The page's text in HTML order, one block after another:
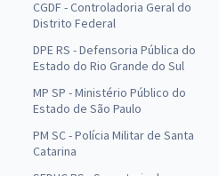
CGDF - Controladoria Geral do
Distrito Federal
DPE RS - Defensoria Pública do
Estado do Rio Grande do Sul
MP SP - Ministério Público do
Estado de São Paulo
PM SC - Polícia Militar de Santa
Catarina